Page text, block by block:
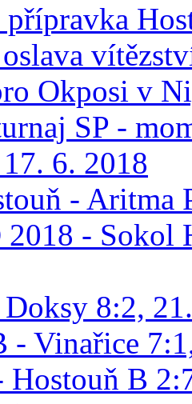
přípravka
Okposi v
SP -
6. 2018
- Aritma
2018 - Sokol
8:2,
- Vinařice
Hostouň B